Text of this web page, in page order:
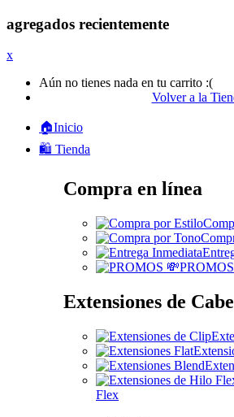
agregados recientemente
x
Aún no tienes nada en tu carrito :(
Volver a la
🏠Inicio
🛍️ Tienda
Compra en línea
Extensiones de
Flex